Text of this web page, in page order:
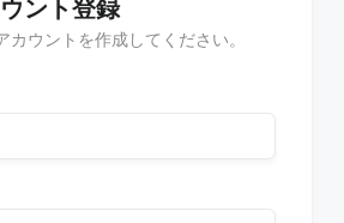
ント登録
ウントを作成してください。